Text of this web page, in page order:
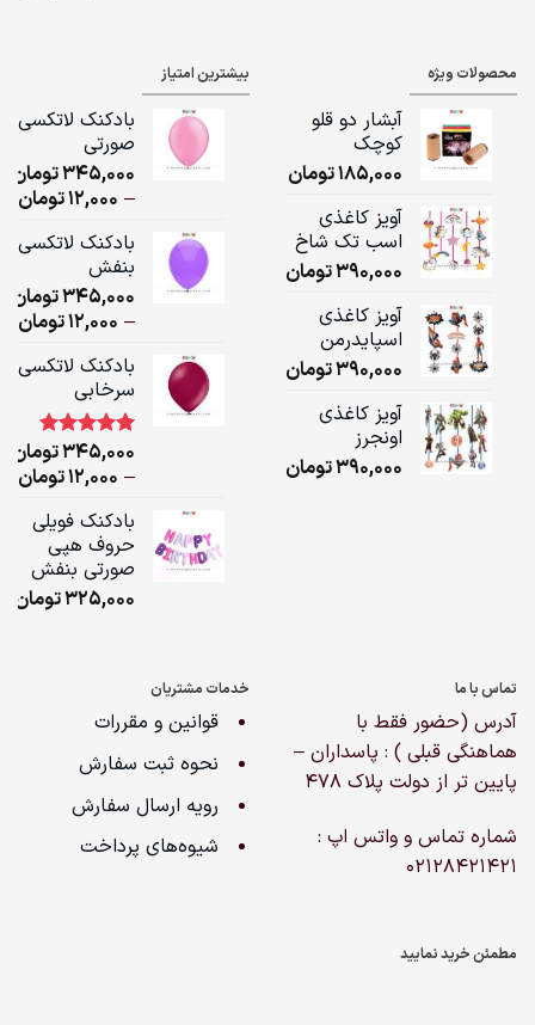
محصولات ویژه
آبشار دو قلو
کوچک
185,000تومان
آویز کاغذی
اسب تک شاخ
390,000تومان
آویز کاغذی
اسپایدرمن
390,000تومان
آویز کاغذی
اونجرز
390,000تومان
بیشترین امتیاز
بادکنک لاتکسی
صورتی
345,000تومان
–
12,000تومان
بادکنک لاتکسی
بنفش
345,000تومان
–
12,000تومان
بادکنک لاتکسی
سرخابی
امتیاز5.00
1
مشتری
345,000تومان
–
12,000تومان
بادکنک فویلی
حروف هپی
صورتی بنفش
325,000تومان
تماس با ما
آدرس (حضور فقط با
هماهنگی قبلی ) : پاسداران –
پایین تر از دولت پلاک ۴۷۸
شماره تماس و واتس اپ :
02128421421
خدمات مشتریان
قوانین و مقررات
نحوه ثبت سفارش
رویه ارسال سفارش
شیوه‌های پرداخت
مطمئن خرید نمایید